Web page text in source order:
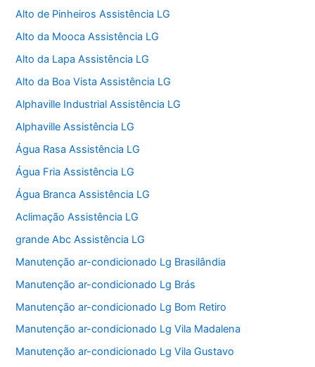
Alto de Pinheiros Assistência LG
Alto da Mooca Assistência LG
Alto da Lapa Assistência LG
Alto da Boa Vista Assistência LG
Alphaville Industrial Assistência LG
Alphaville Assistência LG
Água Rasa Assistência LG
Água Fria Assistência LG
Água Branca Assistência LG
Aclimação Assistência LG
grande Abc Assistência LG
Manutenção ar-condicionado Lg Brasilândia
Manutenção ar-condicionado Lg Brás
Manutenção ar-condicionado Lg Bom Retiro
Manutenção ar-condicionado Lg Vila Madalena
Manutenção ar-condicionado Lg Vila Gustavo